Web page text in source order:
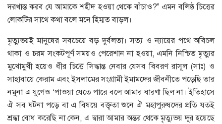
দরখাস্ত করব যে আমাকে শহীদ হওয়া থেকে বাঁচাও?” এমন বলিষ্ঠ চিত্তের
লোকটির সাথে কথা বলে মনে হিম্মত বাড়ল।
মৃত্যুভয়ই মানুষের সবচেয়ে বড় দুর্বলতা। সত্য ও ন্যায়ের পথে অবিচল
থাকা ও চরম সংকটপূর্ণ সময়ও পেরেশান না হওয়া, এমনি নিশ্চিত মৃত্যুর
মুখোমুখী হয়েও ধীর চিত্তে সিদ্ধান্ত নেবার যেসব বিবরণ রাসূল (সাঃ) ও
সাহাবায়ে কেরাম এবং ইসলামের সংগ্রামী ইমামদের জীবনীতে পড়েছি তার
নমুনা এ যুগেও ‘পাওয়া যেতে পারে বলে আমার ধারণা ছিল না। ইতিহাসে
ঐ সব ঘটনা পড়ে বা এ বিষয়ে বক্তৃতা শুনে ঐ মহাপুরুষদের প্রতি যতই
শ্রদ্ধা বোধ করেছি না কেন, এ দ্বারা আমার অন্তর থেকে মৃত্যুভয় দূর হয়েছে